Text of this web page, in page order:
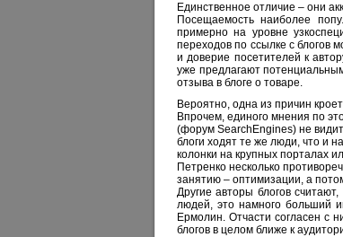
Единственное отличие – они
Посещаемость наиболее
примерно на уровне
переходов по ссылке с блогов
и доверие посетителей к
уже предлагают
отзыва в блоге о товаре.
Вероятно, одна из причин
Впрочем, единого мнения по
(форум SearchEngines) не
блоги ходят те же люди, что и
колонки на крупных порталах
Петренко несколько
занятию – оптимизации, а
Другие авторы блогов
людей, это намного больший
Ермолин. Отчасти согласен с
блогов в целом ближе к